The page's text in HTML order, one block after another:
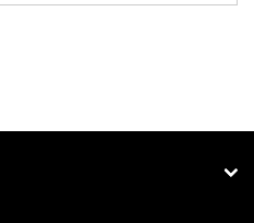
HD của Viettel, giúp